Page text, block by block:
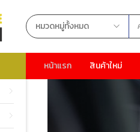
หน้าแรก สินค้าใหม่